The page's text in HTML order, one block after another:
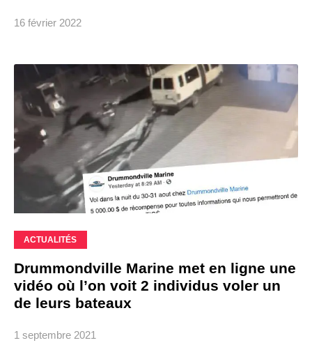
16 février 2022
ACTUALITÉS
Drummondville Marine met en ligne une
vidéo où l’on voit 2 individus voler un
de leurs bateaux
1 septembre 2021